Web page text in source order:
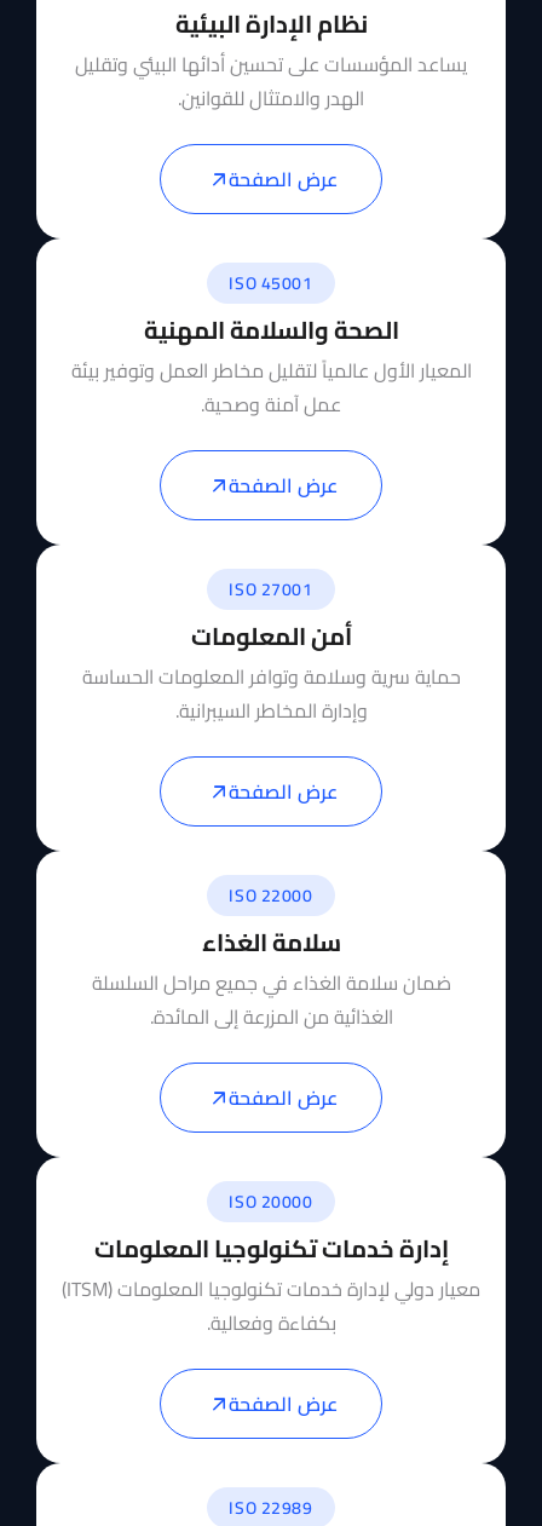
نظام الإدارة البيئية
يساعد المؤسسات على تحسين أدائها البيئي وتقليل
الهدر والامتثال للقوانين.
عرض الصفحة
ISO 45001
الصحة والسلامة المهنية
المعيار الأول عالمياً لتقليل مخاطر العمل وتوفير بيئة
عمل آمنة وصحية.
عرض الصفحة
ISO 27001
أمن المعلومات
حماية سرية وسلامة وتوافر المعلومات الحساسة
وإدارة المخاطر السيبرانية.
عرض الصفحة
ISO 22000
سلامة الغذاء
ضمان سلامة الغذاء في جميع مراحل السلسلة
الغذائية من المزرعة إلى المائدة.
عرض الصفحة
ISO 20000
إدارة خدمات تكنولوجيا المعلومات
معيار دولي لإدارة خدمات تكنولوجيا المعلومات (ITSM)
بكفاءة وفعالية.
عرض الصفحة
ISO 22989